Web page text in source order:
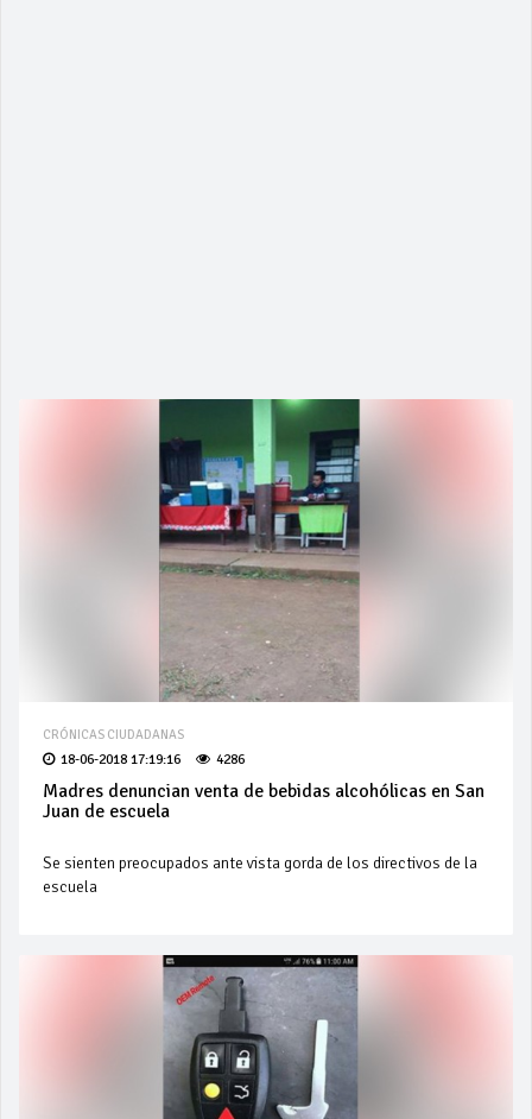
CRÓNICAS CIUDADANAS
18-06-2018 17:19:16 4286
Madres denuncian venta de bebidas alcohólicas en San
Juan de escuela
Se sienten preocupados ante vista gorda de los directivos de la
escuela